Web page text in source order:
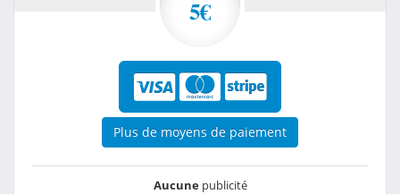
5€
Plus de moyens de paiement
Aucunepublicité